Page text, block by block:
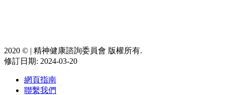
2020 ©️ | 精神健康諮詢委員會 版權所有.
修訂日期: 2024-03-20
網頁指南
聯繫我們